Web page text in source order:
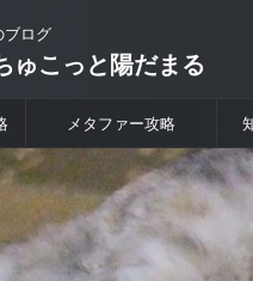
ログ
ゅこっと陽だまる
メタファー攻略